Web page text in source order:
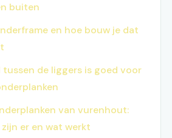
buiten
en hoe bouw je dat
tussen de liggers is goed voor
van vurenhout:
er en wat werkt